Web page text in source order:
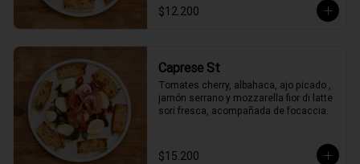
$12.200
Caprese St
Tomates cherry, albahaca, ajo picado ,
jamón serrano y mozzarella fior di latte
sori fresca, acompañada de focaccia.
$15.200